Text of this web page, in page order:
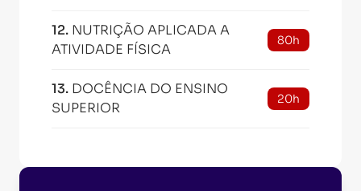
12. NUTRIÇÃO APLICADA A
ATIVIDADE FÍSICA
80h
13. DOCÊNCIA DO ENSINO
SUPERIOR
20h